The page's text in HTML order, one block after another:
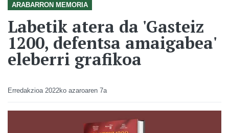
ARABARRON MEMORIA
Labetik atera da 'Gasteiz
1200, defentsa amaigabea'
eleberri grafikoa
Erredakzioa 2022ko azaroaren 7a